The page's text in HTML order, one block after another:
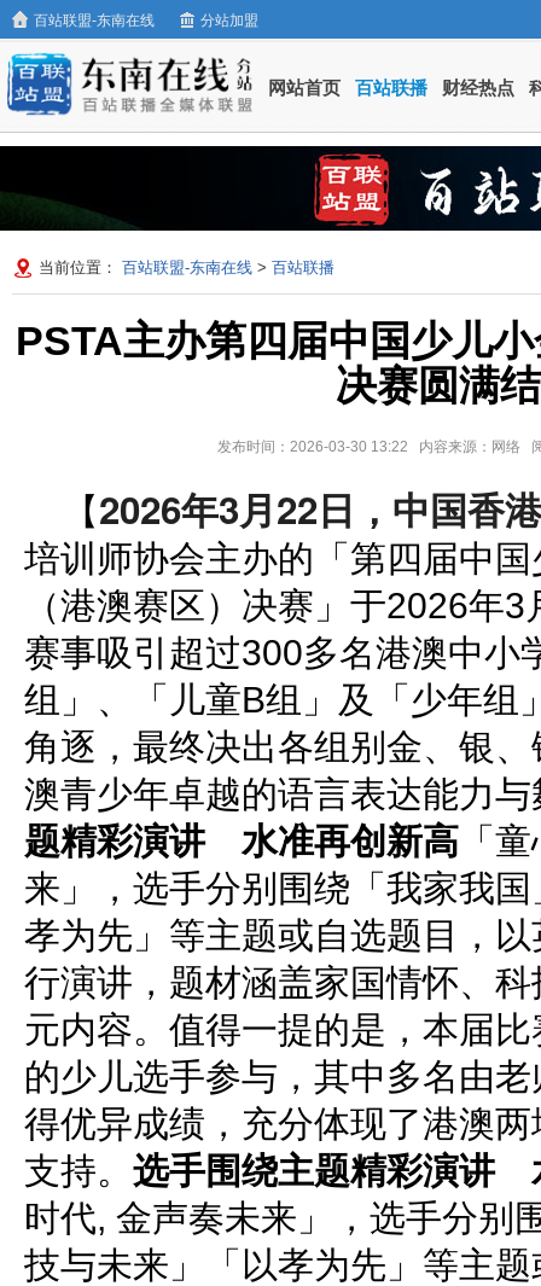
百站联盟-东南在线 分站加盟
网站首页 百站联播 财经热点
当前位置： 百站联盟-东南在线 > 百站联播
PSTA主办第四届中国少儿
决赛圆满
发布时间：2026-03-30 13:22 内容来源：网络
【2026年3月22日，中国香港
培训师协会主办的「第四届中
（港澳赛区）决赛」于2026年
赛事吸引超过300多名港澳中小
组」、「儿童B组」及「少年组
角逐，最终决出各组别金、银
澳青少年卓越的语言表达能力
题精彩演讲 水准再创新高 「
来」，选手分别围绕「我家我
孝为先」等主题或自选题目，
行演讲，题材涵盖家国情怀、
元内容。值得一提的是，本届
的少儿选手参与，其中多名由
得优异成绩，充分体现了港澳
支持。 选手围绕主题精彩演讲
时代, 金声奏未来」，选手分别
技与未来」「以孝为先」等主